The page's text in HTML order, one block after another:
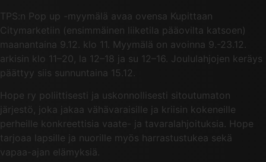
TPS:n Pop up -myymälä avaa ovensa Kupittaan
Citymarketiin (ensimmäinen liiketila pääovilta katsoen)
maanantaina 9.12. klo 11. Myymälä on avoinna 9.-23.12.
arkisin klo 11–20, la 12–18 ja su 12–16. Joululahjojen keräys
päättyy siis sunnuntaina 15.12.
Hope ry poliittisesti ja uskonnollisesti sitoutumaton
järjestö, joka jakaa vähävaraisille ja kriisin kokeneille
perheille konkreettisia vaate- ja tavaralahjoituksia. Hope
tarjoaa lapsille ja nuorille myös harrastustukea sekä
vapaa-ajan elämyksiä.